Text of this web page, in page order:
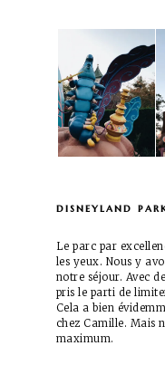
disneyland
Le parc par
les yeux. Nous y
notre séjour. Avec
pris le parti de
Cela a bien
chez Camille. Mais
maximum.